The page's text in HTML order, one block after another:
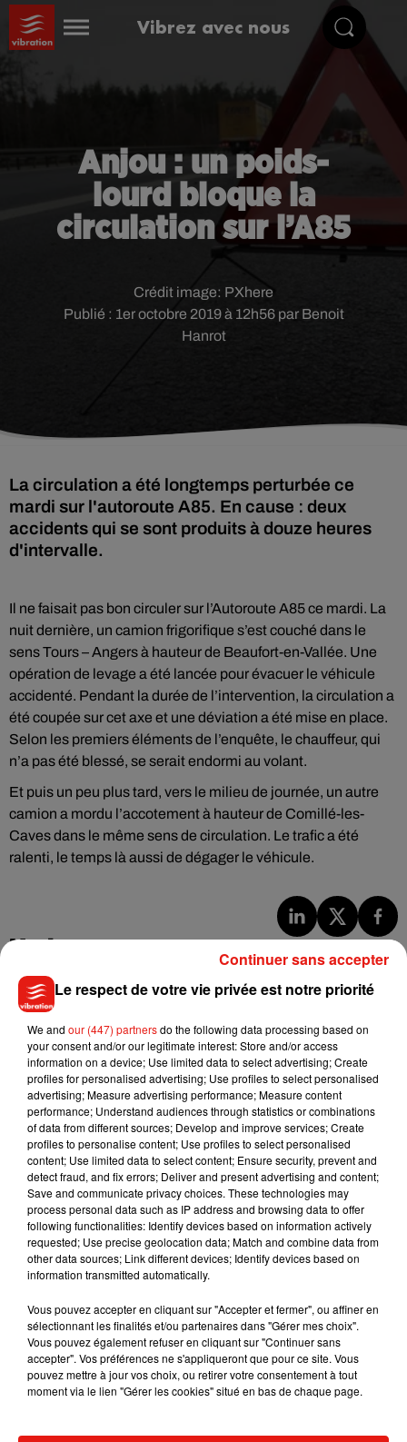
Vibrez avec nous
Anjou : un poids-
lourd bloque la
circulation sur l’A85
Publié : 1er octobre 2019 à 12h56 par Benoit
Hanrot
Crédit image: PXhere
La circulation a été longtemps perturbée ce
mardi sur l'autoroute A85. En cause : deux
accidents qui se sont produits à douze heures
d'intervalle.
Il ne faisait pas bon circuler sur l’Autoroute A85 ce mardi. La
nuit dernière, un camion frigorifique s’est couché dans le
sens Tours – Angers à hauteur de Beaufort-en-Vallée. Une
opération de levage a été lancée pour évacuer le véhicule
accidenté. Pendant la durée de l’intervention, la circulation a
été coupée sur cet axe et une déviation a été mise en place.
Selon les premiers éléments de l’enquête, le chauffeur, qui
n’a pas été blessé, se serait endormi au volant.
Et puis un peu plus tard, vers le milieu de journée, un autre
camion a mordu l’accotement à hauteur de Comillé-les-
Caves dans le même sens de circulation. Le trafic a été
ralenti, le temps là aussi de dégager le véhicule.
Musique
7 août 2026
dans son nouveau clip
7 août 2026
Madonna sort enfin le remix de « Love
Sensation » avec Kylie Minogue
Tayc et Didi B dévoilent le single le plus
dansant de l’année
Angèle et Amélie Lens dévoilent leur
collaboration tant attendue
Le respect de votre vie privée est notre priorité
We and our (447) partnersdo the following data processing based on
your consent and/or our legitimate interest: Store and/or access
information on a device; Use limited data to select advertising; Create
profiles for personalised advertising; Use profiles to select personalised
advertising; Measure advertising performance; Measure content
performance; Understand audiences through statistics or combinations
of data from different sources; Develop and improve services; Create
profiles to personalise content; Use profiles to select personalised
content; Use limited data to select content; Ensure security, prevent and
detect fraud, and fix errors; Deliver and present advertising and content;
Save and communicate privacy choices. These technologies may
process personal data such as IP address and browsing data to offer
following functionalities: Identify devices based on information actively
requested; Use precise geolocation data; Match and combine data from
other data sources; Link different devices; Identify devices based on
information transmitted automatically.
Vous pouvez accepter en cliquant sur "Accepter et fermer", ou affiner en
sélectionnant les finalités et/ou partenaires dans "Gérer mes choix".
Vous pouvez également refuser en cliquant sur "Continuer sans
accepter". Vos préférences ne s'appliqueront que pour ce site. Vous
pouvez mettre à jour vos choix, ou retirer votre consentement à tout
moment via le lien "Gérer les cookies" situé en bas de chaque page.
Continuer sans accepter